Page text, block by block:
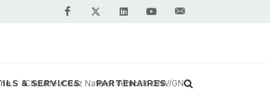
& SERVICES PARTENAIRES
Chauffeur Gaz Naturel Véhicule GNV/GNC